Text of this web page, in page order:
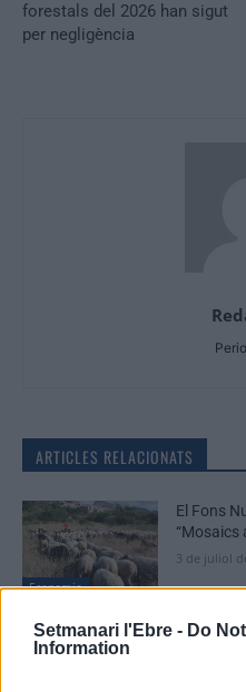
Setmanari l'Ebre - Do
Information
forestals del 2026 han sigut
per negligència
ARTICLES RELACIONATS
Economia
El Fons
“Mosaics
3 de juliol
La Ràpita